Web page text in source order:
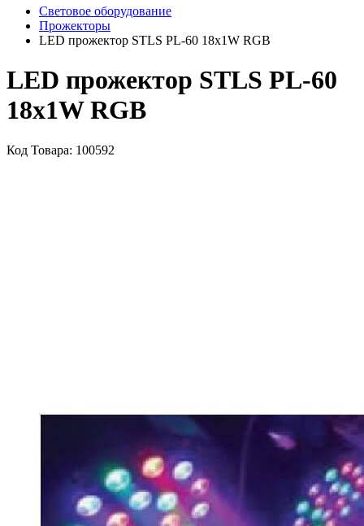
Световое оборудование
Прожекторы
LED прожектор STLS PL-60 18x1W RGB
LED прожектор STLS PL-60
18x1W RGB
Код Товара: 100592